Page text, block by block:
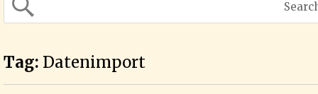
Tag: Datenimport